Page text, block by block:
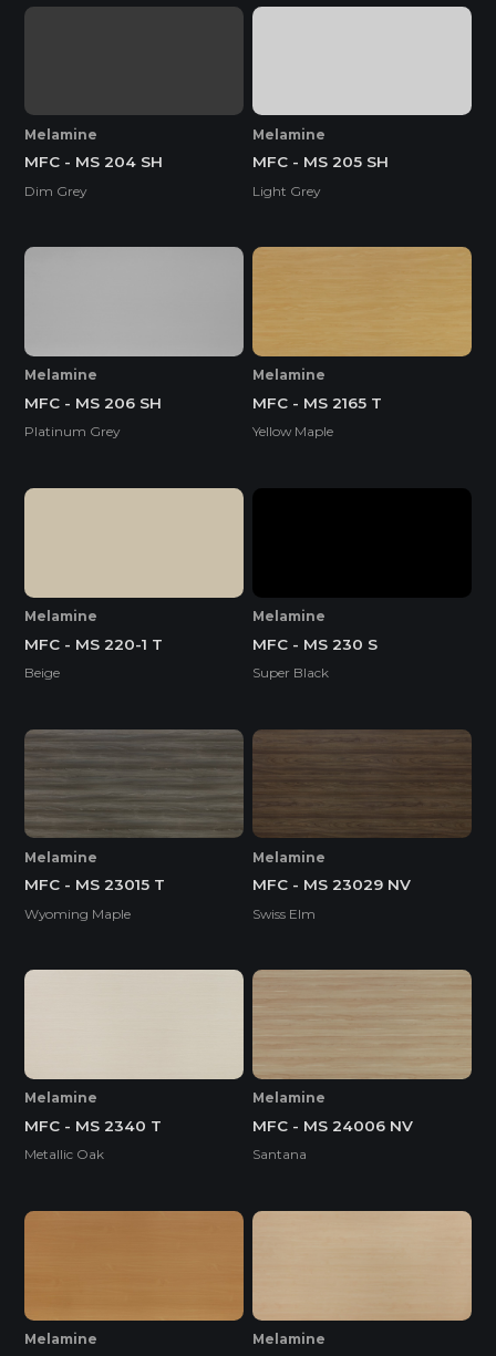
Melamine
MFC - MS 204 SH
Dim Grey
Melamine
MFC - MS 205 SH
Light Grey
Melamine
MFC - MS 206 SH
Platinum Grey
Melamine
MFC - MS 2165 T
Yellow Maple
Melamine
MFC - MS 220-1 T
Beige
Melamine
MFC - MS 230 S
Super Black
Melamine
MFC - MS 23015 T
Wyoming Maple
Melamine
MFC - MS 23029 NV
Swiss Elm
Melamine
MFC - MS 2340 T
Metallic Oak
Melamine
MFC - MS 24006 NV
Santana
Melamine Melamine